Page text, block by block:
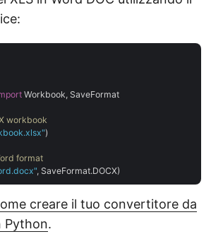
Workbook, SaveFormat
workbook
)
format
creare il tuo convertitore da
Python.